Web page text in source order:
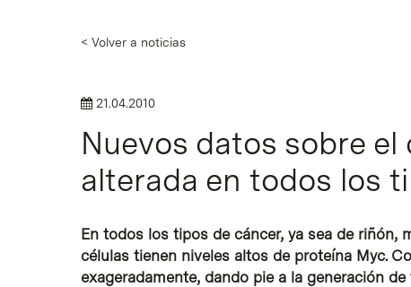
Intro para buscar o ESC per cerrar
< Volver a noticias
21.04.2010
Nuevos datos sobre
alterada en todos los
En todos los tipos de cáncer, ya sea de riñón,
células tienen niveles altos de proteína Myc.
exageradamente, dando pie a la generación